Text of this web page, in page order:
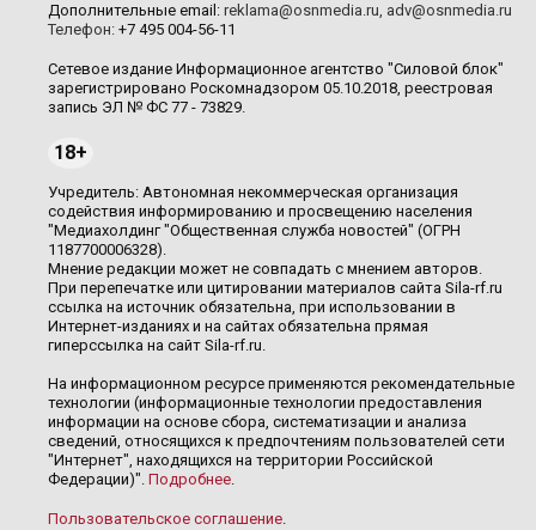
Дополнительные email: reklama@osnmedia.ru, adv@osnmedia.ru
Телефон: +7 495 004-56-11
Сетевое издание Информационное агентство "Силовой блок"
зарегистрировано Роскомнадзором 05.10.2018, реестровая
запись ЭЛ № ФС 77 - 73829.
18+
Учредитель: Автономная некоммерческая организация
содействия информированию и просвещению населения
"Медиахолдинг "Общественная служба новостей" (ОГРН
1187700006328).
Мнение редакции может не совпадать с мнением авторов.
При перепечатке или цитировании материалов сайта Sila-rf.ru
ссылка на источник обязательна, при использовании в
Интернет-изданиях и на сайтах обязательна прямая
гиперссылка на сайт Sila-rf.ru.
На информационном ресурсе применяются рекомендательные
технологии (информационные технологии предоставления
информации на основе сбора, систематизации и анализа
сведений, относящихся к предпочтениям пользователей сети
"Интернет", находящихся на территории Российской
Федерации)". Подробнее.
Пользовательское соглашение.